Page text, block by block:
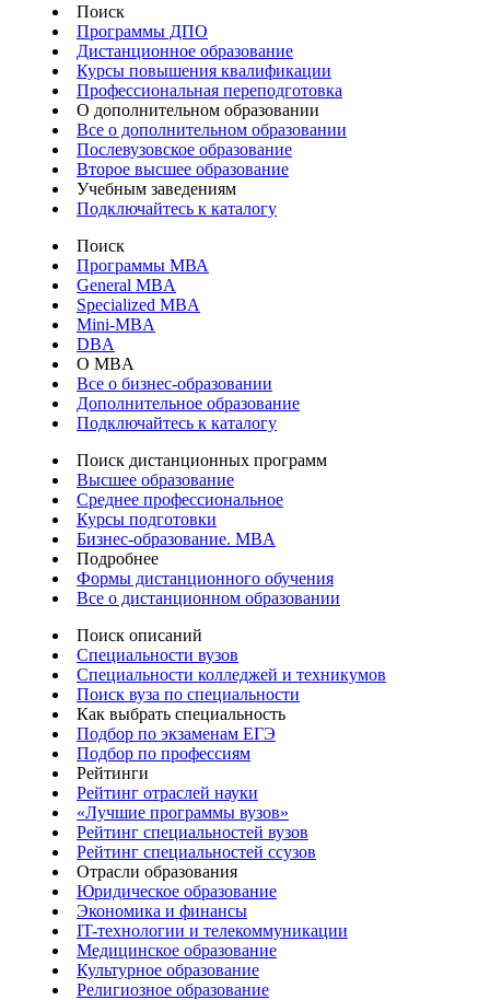
Поиск
Программы ДПО
Дистанционное образование
Курсы повышения квалификации
Профессиональная переподготовка
О дополнительном образовании
Все о дополнительном образовании
Послевузовское образование
Второе высшее образование
Учебным заведениям
Подключайтесь к каталогу
Поиск
Программы МВА
General MBA
Specialized MBA
Mini-MBA
DBA
О MBA
Все о бизнес-образовании
Дополнительное образование
Подключайтесь к каталогу
Поиск дистанционных программ
Высшее образование
Среднее профессиональное
Курсы подготовки
Бизнес-образование. MBA
Подробнее
Формы дистанционного обучения
Все о дистанционном образовании
Поиск описаний
Специальности вузов
Специальности колледжей и техникумов
Поиск вуза по специальности
Как выбрать специальность
Подбор по экзаменам ЕГЭ
Подбор по профессиям
Рейтинги
Рейтинг отраслей науки
«Лучшие программы вузов»
Рейтинг специальностей вузов
Рейтинг специальностей ссузов
Отрасли образования
Юридическое образование
Экономика и финансы
IT-технологии и телекоммуникации
Медицинское образование
Культурное образование
Религиозное образование